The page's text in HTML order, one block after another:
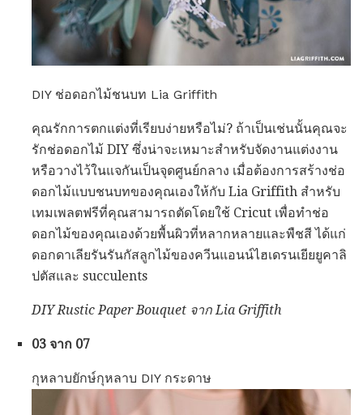
DIY ช่อดอกไม้ชนบท Lia Griffith
คุณรักการตกแต่งที่เรียบง่ายหรือไม่? ถ้าเป็นเช่นนั้นคุณจะ
รักช่อดอกไม้ DIY ซึ่งน่าจะเหมาะสำหรับจัดงานแต่งงาน
หรือวางไว้ในแจกันเป็นจุดศูนย์กลาง เมื่อต้องการสร้างช่อ
ดอกไม้แบบชนบทของคุณเองให้กับ Lia Griffith สำหรับ
เทมเพลตฟรีที่คุณสามารถตัดโดยใช้ Cricut เพื่อทำช่อ
ดอกไม้ของคุณเองด้วยพื้นผิวที่หลากหลายและพืชสี ได้แก่
ดอกดาเลียรันรันกัสลูกไม้ของควีนแอนน์ไฮเดรนเยียยูคาลิ
ปตัสและ succulents
DIY Rustic Paper Bouquet จาก Lia Griffith
03 จาก 07
กุหลาบยักษ์กุหลาบ DIY กระดาษ